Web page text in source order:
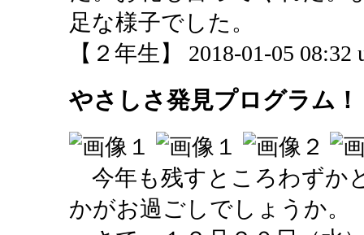
足な様子でした。
【２年生】 2018-01-05 08:32
やさしさ発見プログラム！
今年も残すところわずか
かがお過ごしでしょうか。